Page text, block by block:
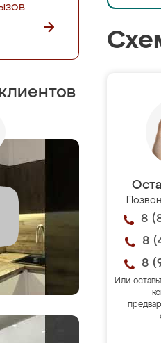
8
8
8
Или